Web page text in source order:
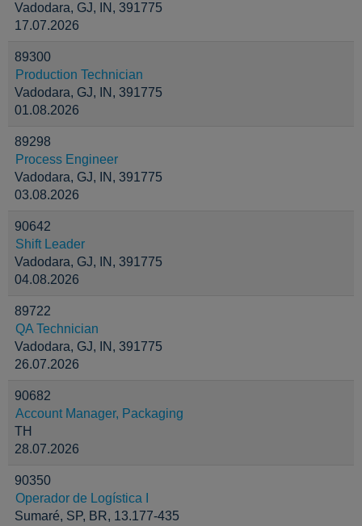
Vadodara, GJ, IN, 391775
17.07.2026
89300
Production Technician
Vadodara, GJ, IN, 391775
01.08.2026
89298
Process Engineer
Vadodara, GJ, IN, 391775
03.08.2026
90642
Shift Leader
Vadodara, GJ, IN, 391775
04.08.2026
89722
QA Technician
Vadodara, GJ, IN, 391775
26.07.2026
90682
Account Manager, Packaging
TH
28.07.2026
90350
Operador de Logística I
Sumaré, SP, BR, 13.177-435